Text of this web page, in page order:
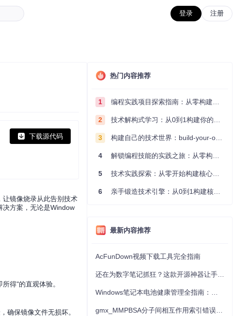
登录 注册
下载源代码
镜像烧录从此告别技术
决方案，无论是Window
得"的直观体验。
确保镜像文件无损坏。
热门内容推荐
1 编程实践项目探索指南：从零构建技术能力体系
2 技术解构式学习：从0到1构建你的编程知识体系
3 构建自己的技术世界：build-your-own-x项目的实践探索指南
4 解锁编程技能的实践之旅：从零构建你的技术世界
5 技术实践探索：从零开始构建核心系统的实践指南
6 亲手锻造技术引擎：从0到1构建核心系统的实践指南
最新内容推荐
AcFunDown视频下载工具完全指南